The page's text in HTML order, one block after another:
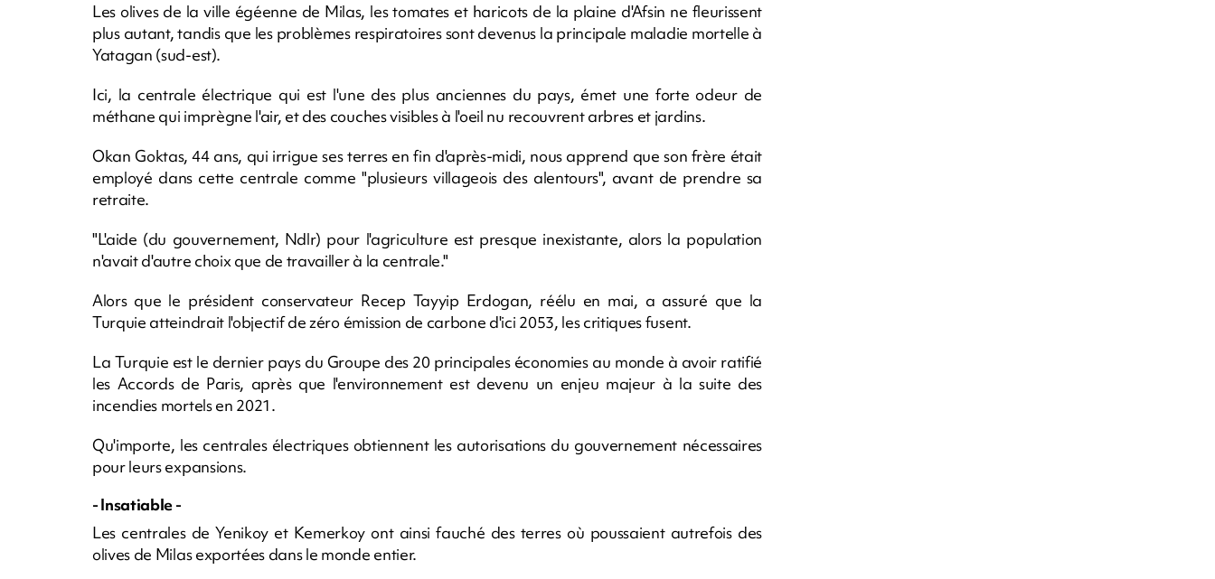
Les olives de la ville égéenne de Milas, les tomates et haricots de la plaine d'Afsin ne fleurissent
plus autant, tandis que les problèmes respiratoires sont devenus la principale maladie mortelle à
Yatagan (sud-est).
Ici, la centrale électrique qui est l'une des plus anciennes du pays, émet une forte odeur de
méthane qui imprègne l'air, et des couches visibles à l'oeil nu recouvrent arbres et jardins.
Okan Goktas, 44 ans, qui irrigue ses terres en fin d'après-midi, nous apprend que son frère était
employé dans cette centrale comme "plusieurs villageois des alentours", avant de prendre sa
retraite.
"L'aide (du gouvernement, Ndlr) pour l'agriculture est presque inexistante, alors la population
n'avait d'autre choix que de travailler à la centrale."
Alors que le président conservateur Recep Tayyip Erdogan, réélu en mai, a assuré que la
Turquie atteindrait l'objectif de zéro émission de carbone d'ici 2053, les critiques fusent.
La Turquie est le dernier pays du Groupe des 20 principales économies au monde à avoir ratifié
les Accords de Paris, après que l'environnement est devenu un enjeu majeur à la suite des
incendies mortels en 2021.
Qu'importe, les centrales électriques obtiennent les autorisations du gouvernement nécessaires
pour leurs expansions.
- Insatiable -
Les centrales de Yenikoy et Kemerkoy ont ainsi fauché des terres où poussaient autrefois des
olives de Milas exportées dans le monde entier.